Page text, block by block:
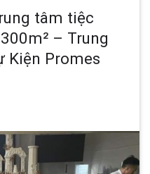
tâm tiệc
– Trung
Kiện Promes